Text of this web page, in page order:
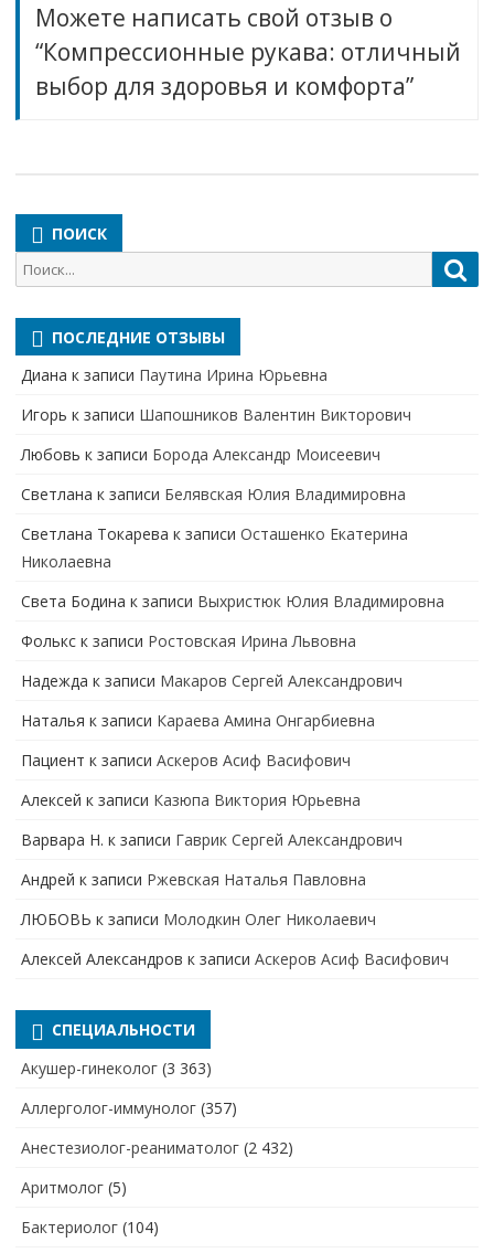
Можете написать свой отзыв о
“Компрессионные рукава: отличный
выбор для здоровья и комфорта”
ПОИСК
Поиск
для:
ПОСЛЕДНИЕ ОТЗЫВЫ
Диана к записи Паутина Ирина Юрьевна
Игорь к записи Шапошников Валентин Викторович
Любовь к записи Борода Александр Моисеевич
Светлана к записи Белявская Юлия Владимировна
Cветлана Токарева к записи Осташенко Екатерина
Николаевна
Света Бодина к записи Выхристюк Юлия Владимировна
Фолькс к записи Ростовская Ирина Львовна
Надежда к записи Макаров Сергей Александрович
Наталья к записи Караева Амина Онгарбиевна
Пациент к записи Аскеров Асиф Васифович
Алексей к записи Казюпа Виктория Юрьевна
Варвара Н. к записи Гаврик Сергей Александрович
Андрей к записи Ржевская Наталья Павловна
ЛЮБОВЬ к записи Молодкин Олег Николаевич
Алексей Александров к записи Аскеров Асиф Васифович
СПЕЦИАЛЬНОСТИ
Акушер-гинеколог (3 363)
Аллерголог-иммунолог (357)
Анестезиолог-реаниматолог (2 432)
Аритмолог (5)
Бактериолог (104)